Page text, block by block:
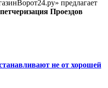
предлагает
Проездов
не от хорошей